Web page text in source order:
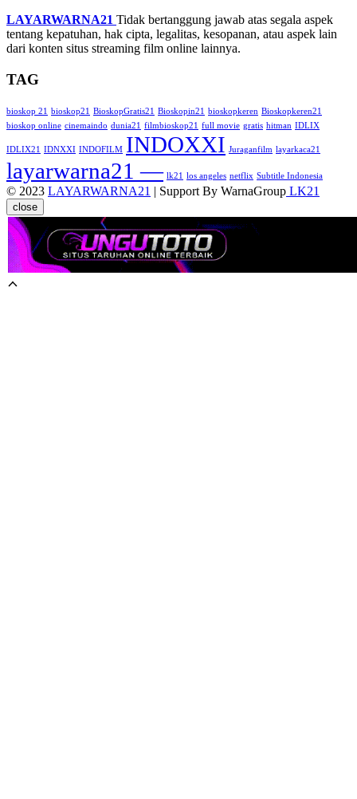
LAYARWARNA21 Tidak bertanggung jawab atas segala aspek
tentang kepatuhan, hak cipta, legalitas, kesopanan, atau aspek lain
dari konten situs streaming film online lainnya.
TAG
bioskop 21 bioskop21 BioskopGratis21 Bioskopin21 bioskopkeren Bioskopkeren21
bioskop online cinemaindo dunia21 filmbioskop21 full movie gratis hitman IDLIX
IDLIX21 IDNXXI INDOFILM INDOXXI Juraganfilm layarkaca21
layarwarna21 — lk21 los angeles netflix Subtitle Indonesia
© 2023 LAYARWARNA21 | Support By WarnaGroup LK21
close